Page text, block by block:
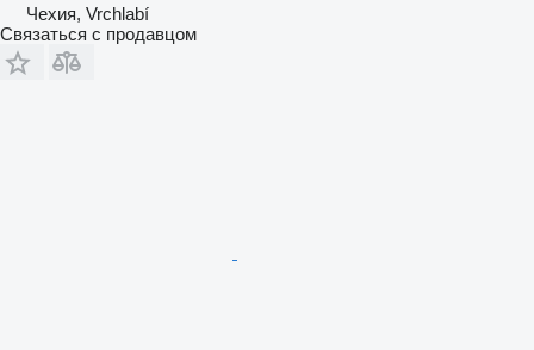
Чехия, Vrchlabí
Связаться с продавцом